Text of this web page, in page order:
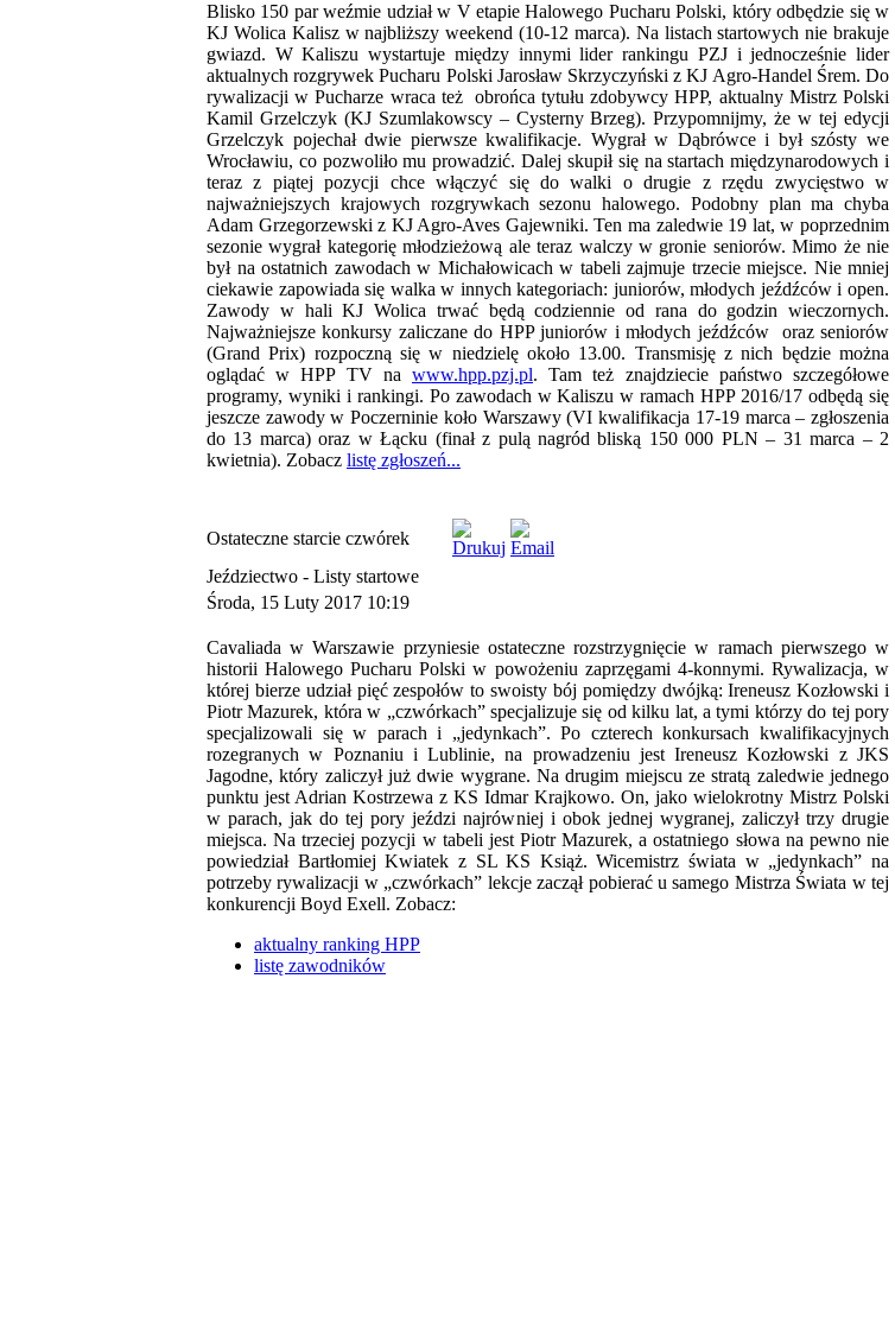
Blisko 150 par weźmie udział w V etapie Halowego Pucharu Polski, który odbędzie się w
KJ Wolica Kalisz w najbliższy weekend (10-12 marca). Na listach startowych nie brakuje
gwiazd. W Kaliszu wystartuje między innymi lider rankingu PZJ i jednocześnie lider
aktualnych rozgrywek Pucharu Polski Jarosław Skrzyczyński z KJ Agro-Handel Śrem. Do
rywalizacji w Pucharze wraca też obrońca tytułu zdobywcy HPP, aktualny Mistrz Polski
Kamil Grzelczyk (KJ Szumlakowscy – Cysterny Brzeg). Przypomnijmy, że w tej edycji
Grzelczyk pojechał dwie pierwsze kwalifikacje. Wygrał w Dąbrówce i był szósty we
Wrocławiu, co pozwoliło mu prowadzić. Dalej skupił się na startach międzynarodowych i
teraz z piątej pozycji chce włączyć się do walki o drugie z rzędu zwycięstwo w
najważniejszych krajowych rozgrywkach sezonu halowego. Podobny plan ma chyba
Adam Grzegorzewski z KJ Agro-Aves Gajewniki. Ten ma zaledwie 19 lat, w poprzednim
sezonie wygrał kategorię młodzieżową ale teraz walczy w gronie seniorów. Mimo że nie
był na ostatnich zawodach w Michałowicach w tabeli zajmuje trzecie miejsce. Nie mniej
ciekawie zapowiada się walka w innych kategoriach: juniorów, młodych jeźdźców i open.
Zawody w hali KJ Wolica trwać będą codziennie od rana do godzin wieczornych.
Najważniejsze konkursy zaliczane do HPP juniorów i młodych jeźdźców oraz seniorów
(Grand Prix) rozpoczną się w niedzielę około 13.00. Transmisję z nich będzie można
oglądać w HPP TV na www.hpp.pzj.pl. Tam też znajdziecie państwo szczegółowe
programy, wyniki i rankingi. Po zawodach w Kaliszu w ramach HPP 2016/17 odbędą się
jeszcze zawody w Poczerninie koło Warszawy (VI kwalifikacja 17-19 marca – zgłoszenia
do 13 marca) oraz w Łącku (finał z pulą nagród bliską 150 000 PLN – 31 marca – 2
kwietnia). Zobacz listę zgłoszeń...
Ostateczne starcie czwórek
Jeździectwo - Listy startowe
Środa, 15 Luty 2017 10:19
Cavaliada w Warszawie przyniesie ostateczne rozstrzygnięcie w ramach pierwszego w
historii Halowego Pucharu Polski w powożeniu zaprzęgami 4-konnymi. Rywalizacja, w
której bierze udział pięć zespołów to swoisty bój pomiędzy dwójką: Ireneusz Kozłowski i
Piotr Mazurek, która w „czwórkach” specjalizuje się od kilku lat, a tymi którzy do tej pory
specjalizowali się w parach i „jedynkach”. Po czterech konkursach kwalifikacyjnych
rozegranych w Poznaniu i Lublinie, na prowadzeniu jest Ireneusz Kozłowski z JKS
Jagodne, który zaliczył już dwie wygrane. Na drugim miejscu ze stratą zaledwie jednego
punktu jest Adrian Kostrzewa z KS Idmar Krajkowo. On, jako wielokrotny Mistrz Polski
w parach, jak do tej pory jeździ najrówniej i obok jednej wygranej, zaliczył trzy drugie
miejsca. Na trzeciej pozycji w tabeli jest Piotr Mazurek, a ostatniego słowa na pewno nie
powiedział Bartłomiej Kwiatek z SL KS Książ. Wicemistrz świata w „jedynkach” na
potrzeby rywalizacji w „czwórkach” lekcje zaczął pobierać u samego Mistrza Świata w tej
konkurencji Boyd Exell. Zobacz:
aktualny ranking HPP
listę zawodników